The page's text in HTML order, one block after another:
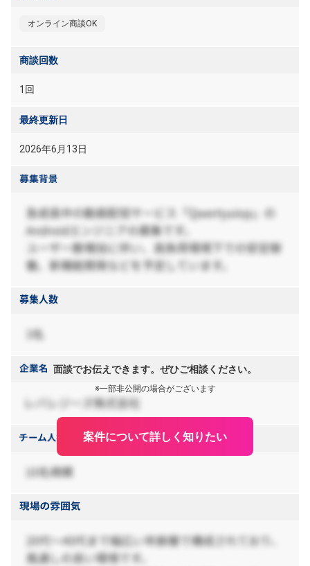
オンライン商談OK
商談回数
1回
最終更新日
2026年6月13日
面談でお伝えできます。ぜひご相談ください。
※一部非公開の場合がございます
案件について詳しく知りたい